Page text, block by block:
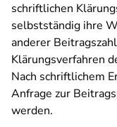
schriftlichen
selbstständig ihre
anderer
Klärungsverfahren
Nach schriftlichem
Anfrage zur
werden.